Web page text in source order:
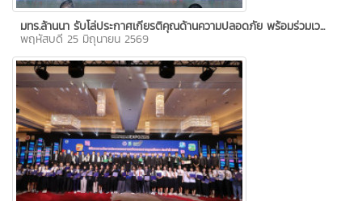
มทร.ล้านนา รับโล่ประกาศเกียรติคุณด้านความปลอดภัย พร้อมร่วมเว...
พฤหัสบดี 25 มิถุนายน 2569